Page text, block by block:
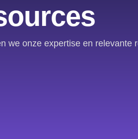
we onze expertise en relevante